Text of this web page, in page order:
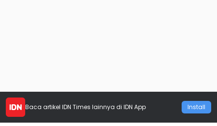
Baca artikel IDN Times lainnya di IDN App Install